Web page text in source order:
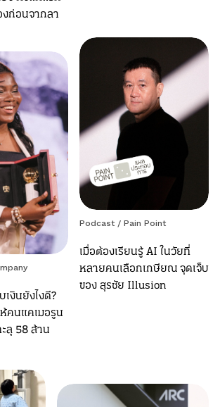
ก่อนจากลา
งินยังไงดี?
คนแคเมอรูน
ลุ 58 ล้าน
Podcast / Pain Point
เมื่อต้องเรียนรู้ AI ในวัยที่
หลายคนเลือกเกษียณ จุดเจ็บ
ของ สุรชัย Illusion